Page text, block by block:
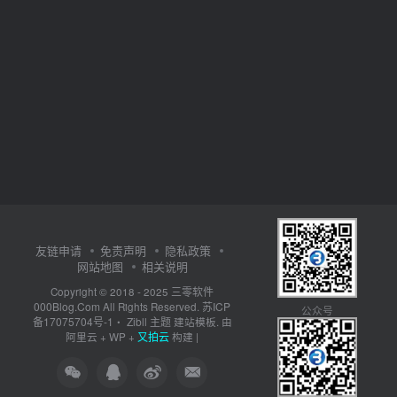
友链申请 免责声明
隐私政策
网站地图
相关说明
Copyright © 2018 - 2025 三零软件
000Blog.Com All Rights Reserved. 苏ICP
备17075704号-1 ・ Zibll 主题建站模板. 由
阿里云 + WP + 又拍云构建 |
公众号